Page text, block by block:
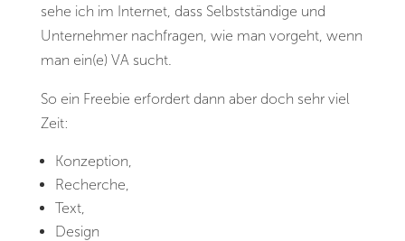
sehe ich im Internet, dass Selbstständige und
Unternehmer nachfragen, wie man vorgeht, wenn
man ein(e) VA sucht.
So ein Freebie erfordert dann aber doch sehr viel
Zeit:
Konzeption,
Recherche,
Text,
Design